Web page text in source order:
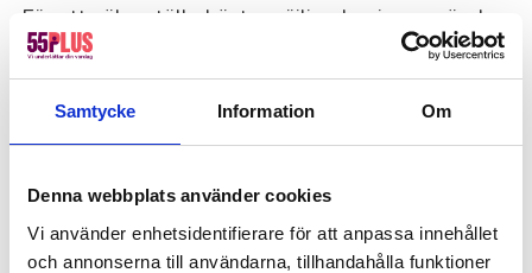
Samtycke Information Om
Denna webbplats använder cookies
Vi använder enhetsidentifierare för att anpassa innehållet
och annonserna till användarna, tillhandahålla funktioner
För att säkerställa bästa möjliga hygien använder
vi din utrustning under städningen – så se gärna
till att allt material finns tillgängligt. När det
gäller stor- och flyttstädning tar vi självklart med
oss eget material om det behövs. Tänk även på
oss om det finns specifika områden eller uppgifter
du vill fokusera lite extra på när vi städar.